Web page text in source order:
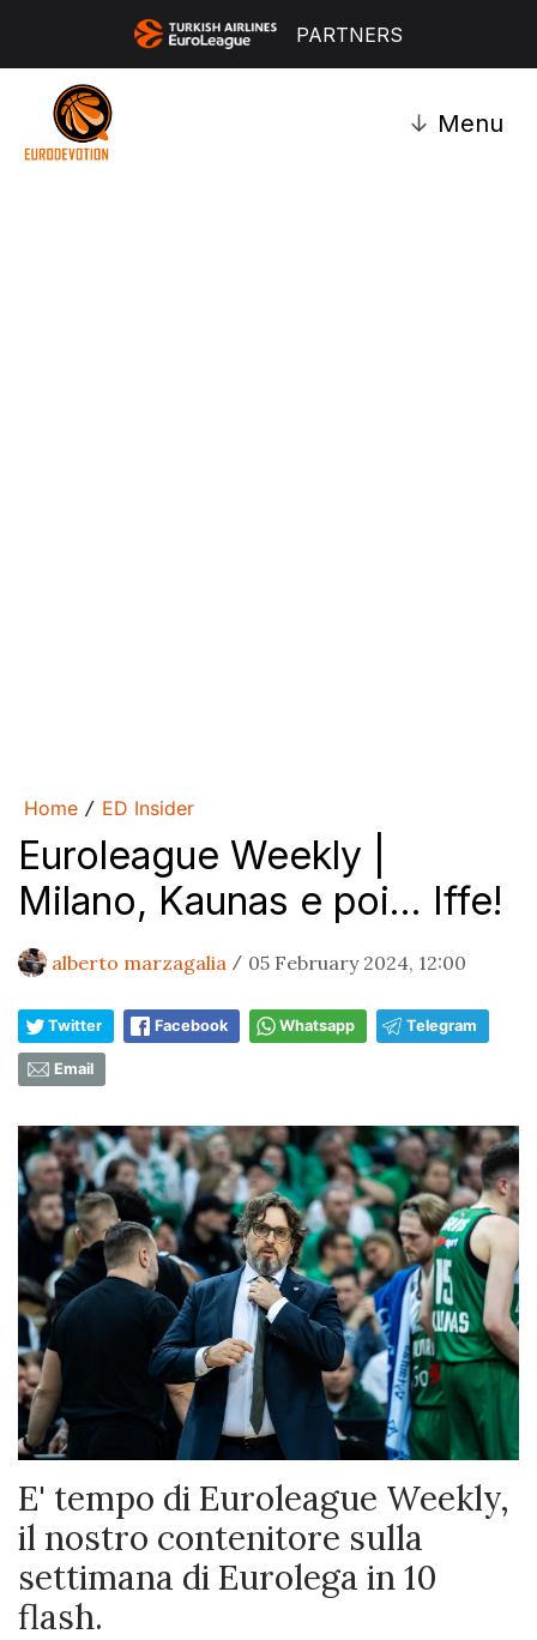
PARTNERS
↓ Menu
Home / ED Insider
Euroleague Weekly |
Milano, Kaunas e poi... Iffe!
alberto marzagalia / 05 February 2024, 12:00
Twitter Facebook Whatsapp Telegram
Email
E' tempo di Euroleague Weekly,
il nostro contenitore sulla
settimana di Eurolega in 10
flash.